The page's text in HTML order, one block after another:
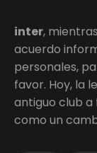
inter,
acuerdo
personales,
favor. Hoy, la
antiguo club a
como un